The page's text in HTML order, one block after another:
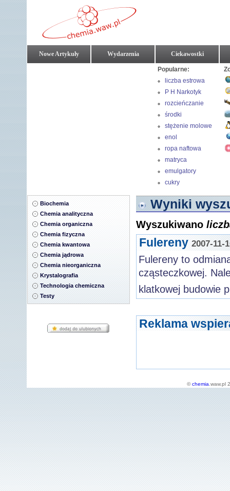
Nowe Artykuły Wydarzenia Ciekawostki
Popularne:
liczba estrowa
P H Narkotyk
rozcieńczanie
roztworów
środki
powierzchniowo
czynne
stężenie molowe
enol
ropa naftowa
matryca
emulgatory
cukry
Biochemia
Chemia analityczna
Chemia organiczna
Chemia fizyczna
Chemia kwantowa
Chemia jądrowa
Chemia nieorganiczna
Krystalografia
Technologia chemiczna
Testy
Wyniki
Wyszukiwano
Fulereny 2007-11-
Fulereny to
cząsteczkowej.
klatkowej budowie
Reklama
©chemia .waw.pl